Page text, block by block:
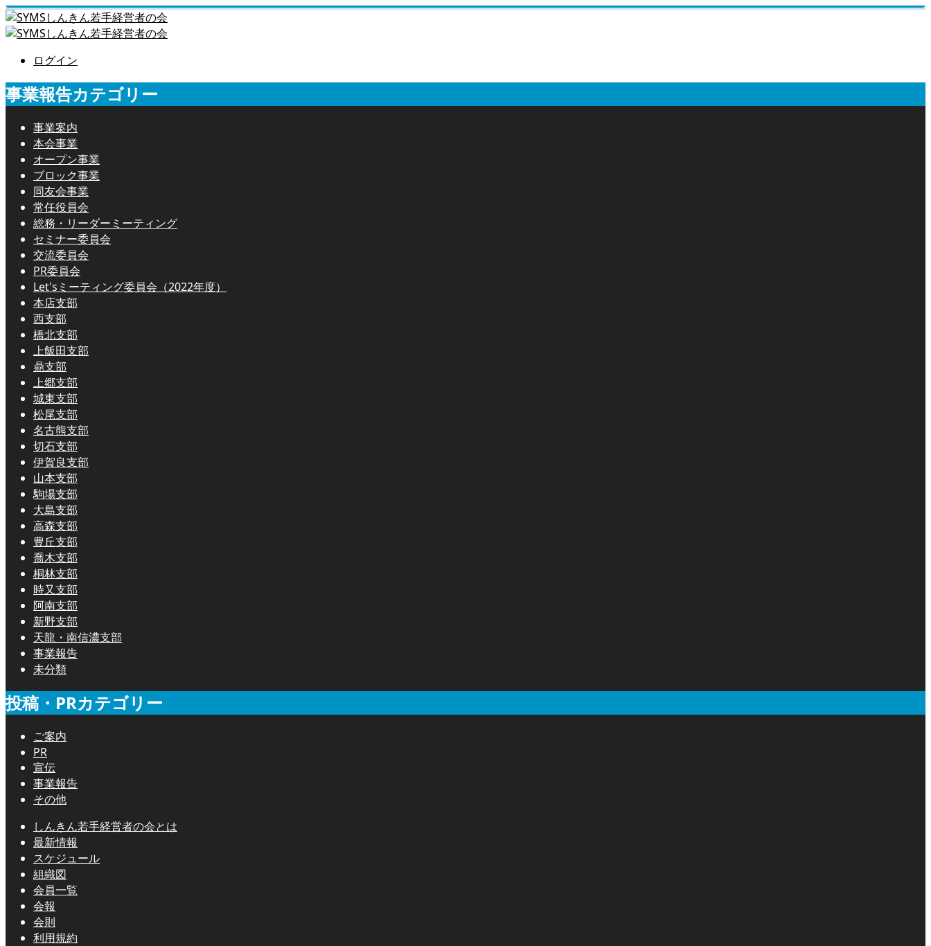
ログイン
事業報告カテゴリー
事業案内
本会事業
オープン事業
ブロック事業
同友会事業
常任役員会
総務・リーダーミーティング
セミナー委員会
交流委員会
PR委員会
Let'sミーティング委員会（2022年度）
本店支部
西支部
橋北支部
上飯田支部
鼎支部
上郷支部
城東支部
松尾支部
名古熊支部
切石支部
伊賀良支部
山本支部
駒場支部
大島支部
高森支部
豊丘支部
喬木支部
桐林支部
時又支部
阿南支部
新野支部
天龍・南信濃支部
事業報告
未分類
投稿・PRカテゴリー
ご案内
PR
宣伝
事業報告
その他
しんきん若手経営者の会とは
最新情報
スケジュール
組織図
会員一覧
会報
会則
利用規約